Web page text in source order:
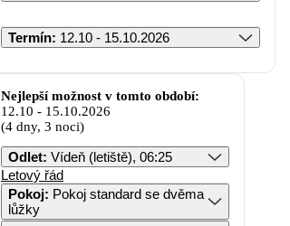
Termín: 12.10 - 15.10.2026
Nejlepší možnost v tomto období:
12.10 - 15.10.2026
(4 dny, 3 noci)
Odlet: Vídeň (letiště), 06:25
Letový řád
Pokoj: Pokoj standard se dvěma
lůžky